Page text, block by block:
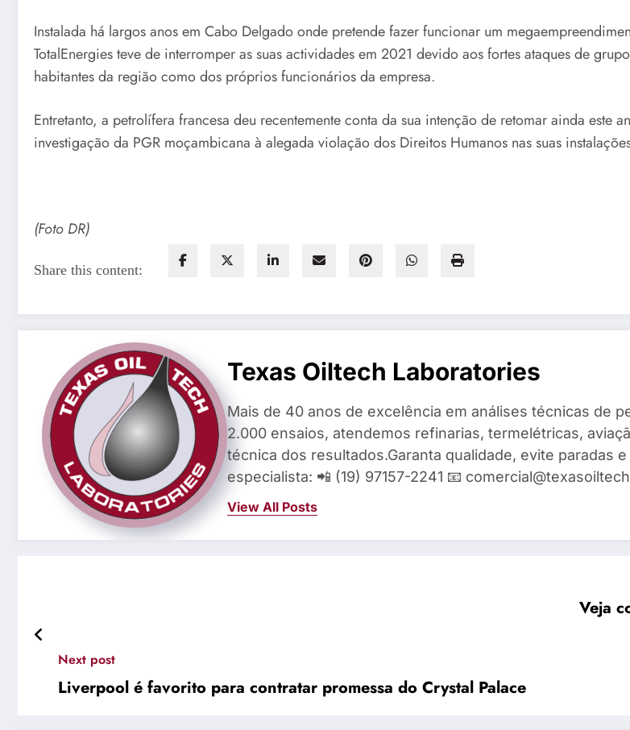
Instalada há largos anos em Cabo Delgado onde pretende fazer funcionar um
TotalEnergies teve de interromper as suas actividades em 2021 devido aos fortes ataques de
habitantes da região como dos próprios funcionários da empresa.
Entretanto, a petrolífera francesa deu recentemente conta da sua intenção de retomar ainda este
investigação da PGR moçambicana à alegada violação dos Direitos Humanos nas suas
(Foto DR)
Share this content:
Texas Oiltech Laboratories
Mais de 40 anos de excelência em análises técnicas de
2.000 ensaios, atendemos refinarias, termelétricas,
técnica dos resultados.Garanta qualidade, evite paradas
especialista: 📲 (19) 97157-2241 📧
View All Posts
Veja
Next post
Liverpool é favorito para contratar promessa do Crystal Palace